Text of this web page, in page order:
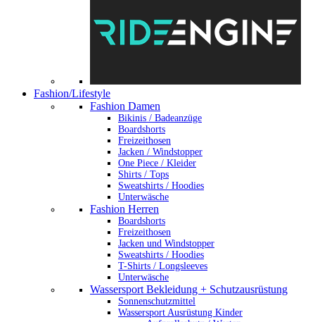
Fashion/Lifestyle
Fashion Damen
Bikinis / Badeanzüge
Boardshorts
Freizeithosen
Jacken / Windstopper
One Piece / Kleider
Shirts / Tops
Sweatshirts / Hoodies
Unterwäsche
Fashion Herren
Boardshorts
Freizeithosen
Jacken und Windstopper
Sweatshirts / Hoodies
T-Shirts / Longsleeves
Unterwäsche
Wassersport Bekleidung + Schutzausrüstung
Sonnenschutzmittel
Wassersport Ausrüstung Kinder